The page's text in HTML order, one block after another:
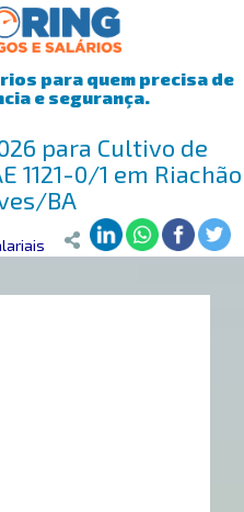
para quem precisa de
e segurança.
para Cultivo de
1121-0/1 em Riachão
BA
Riachão das Neves/BA>Cultivo